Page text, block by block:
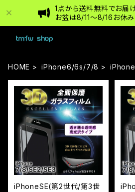
1点から送料無料でお届
お盆は8/11〜8/16お休み
HOME iPhone6/6s/7/8
iPhoneSE(第2世代/第3世